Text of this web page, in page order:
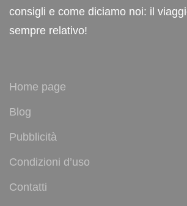
consigli e come diciamo noi: il
sempre relativo!
Home page
Blog
Pubblicità
Condizioni d’uso
Contatti